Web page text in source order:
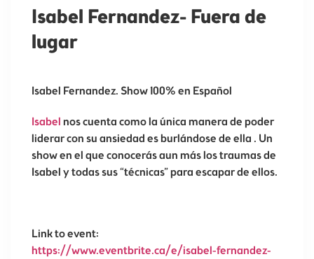
Isabel Fernandez- Fuera de
lugar
Isabel Fernandez. Show 100% en Español
Isabel nos cuenta como la única manera de poder
liderar con su ansiedad es burlándose de ella . Un
show en el que conocerás aun más los traumas de
Isabel y todas sus “técnicas” para escapar de ellos.
Link to event:
https://www.eventbrite.ca/e/isabel-fernandez-